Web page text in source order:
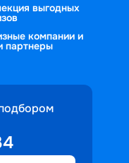
выгодных
компании и
партнеры